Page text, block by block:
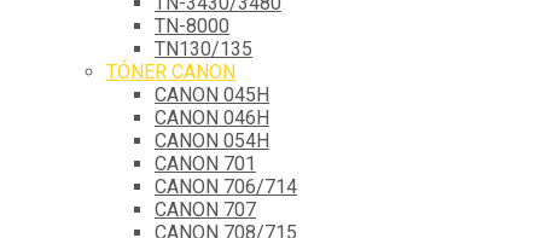
TN-8000
TN130/135
TÓNER CANON
CANON 045H
CANON 046H
CANON 054H
CANON 701
CANON 706/714
CANON 707
CANON 708/715